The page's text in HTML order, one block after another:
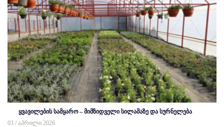
ყვავილების სამყარო – მიმზიდველი სილამაზე და სურნელება
03 / აპრილი 2026